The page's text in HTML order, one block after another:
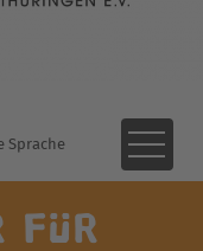
Sprache
für